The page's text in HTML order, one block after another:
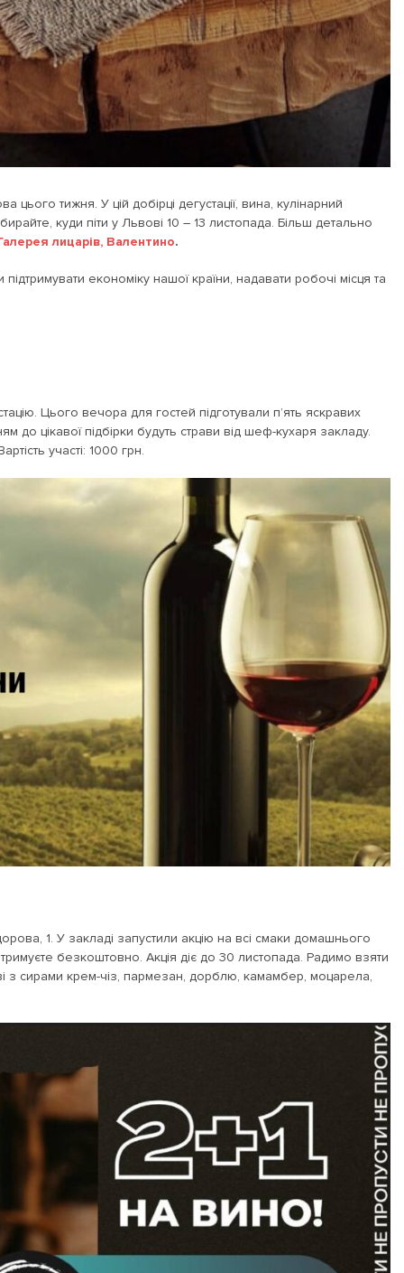
тижня. У цій добірці дегустації, вина, кулінарний
куди піти у Львові 10 – 13 листопада. Більш детально
лицарів, Валентино.
економіку нашої країни, надавати робочі місця та
Цього вечора для гостей підготували п’ять яскравих
до цікавої підбірки будуть страви від шеф-кухаря закладу.
участі: 1000 грн.
1. У закладі запустили акцію на всі смаки домашнього
безкоштовно. Акція діє до 30 листопада. Радимо взяти
з сирами крем-чіз, пармезан, дорблю, камамбер, моцарела,